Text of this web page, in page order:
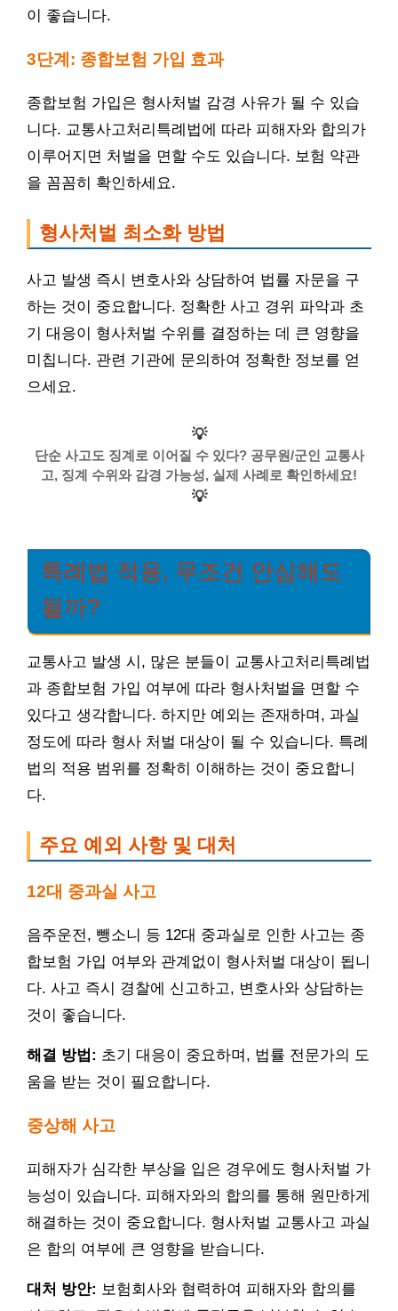
이 좋습니다.
3단계: 종합보험 가입 효과
종합보험 가입은 형사처벌 감경 사유가 될 수 있습
니다. 교통사고처리특례법에 따라 피해자와 합의가
이루어지면 처벌을 면할 수도 있습니다. 보험 약관
을 꼼꼼히 확인하세요.
형사처벌 최소화 방법
사고 발생 즉시 변호사와 상담하여 법률 자문을 구
하는 것이 중요합니다. 정확한 사고 경위 파악과 초
기 대응이 형사처벌 수위를 결정하는 데 큰 영향을
미칩니다. 관련 기관에 문의하여 정확한 정보를 얻
으세요.
💡
단순 사고도 징계로 이어질 수 있다? 공무원/군인 교통사
고, 징계 수위와 감경 가능성, 실제 사례로 확인하세요!
💡
특례법 적용, 무조건 안심해도
될까?
교통사고 발생 시, 많은 분들이 교통사고처리특례법
과 종합보험 가입 여부에 따라 형사처벌을 면할 수
있다고 생각합니다. 하지만 예외는 존재하며, 과실
정도에 따라 형사 처벌 대상이 될 수 있습니다. 특례
법의 적용 범위를 정확히 이해하는 것이 중요합니
다.
주요 예외 사항 및 대처
12대 중과실 사고
음주운전, 뺑소니 등 12대 중과실로 인한 사고는 종
합보험 가입 여부와 관계없이 형사처벌 대상이 됩니
다. 사고 즉시 경찰에 신고하고, 변호사와 상담하는
것이 좋습니다.
해결 방법: 초기 대응이 중요하며, 법률 전문가의 도
움을 받는 것이 필요합니다.
중상해 사고
피해자가 심각한 부상을 입은 경우에도 형사처벌 가
능성이 있습니다. 피해자와의 합의를 통해 원만하게
해결하는 것이 중요합니다. 형사처벌 교통사고 과실
은 합의 여부에 큰 영향을 받습니다.
대처 방안: 보험회사와 협력하여 피해자와 합의를